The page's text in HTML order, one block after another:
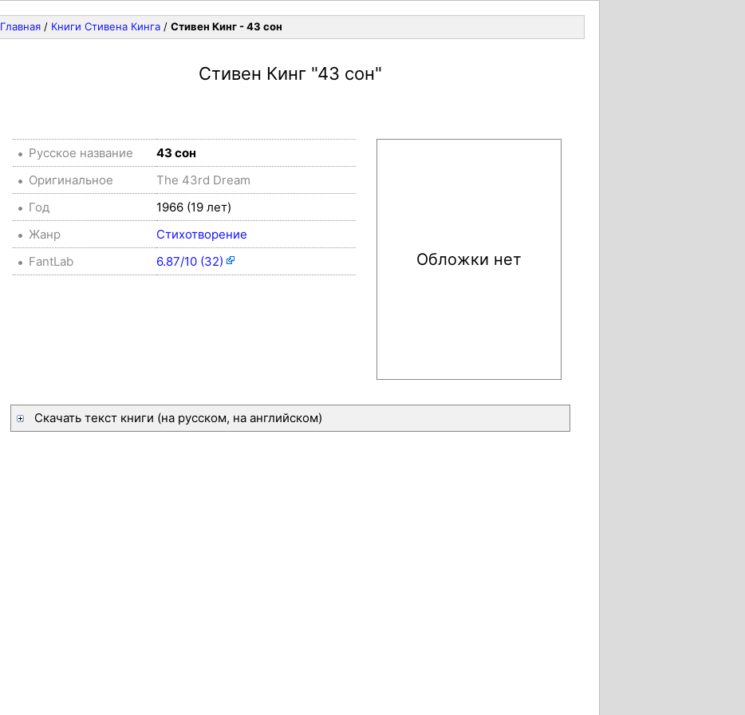
Главная / Книги Стивена Кинга / Стивен Кинг - 43 сон
Стивен Кинг "43 сон"
Русское название
43 сон
Оригинальное
The 43rd Dream
Год
1966 (19 лет)
Жанр
Стихотворение
FantLab
6.87/10 (32) Обложки нет
Скачать текст книги (на русском, на английском)